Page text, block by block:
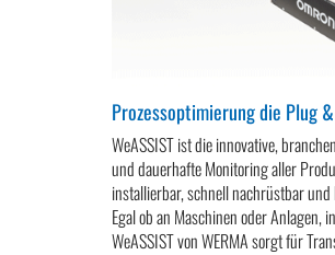
Prozessoptimierung die Plug
WeASSIST ist die innovative,
und dauerhafte Monitoring aller
installierbar, schnell nachrüstbar
Egal ob an Maschinen oder
WeASSIST von WERMA sorgt für